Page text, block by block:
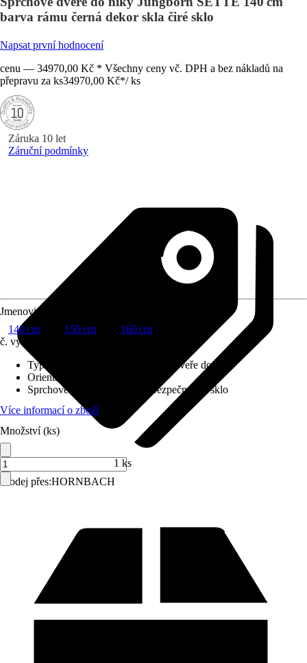
barva rámu černá dekor skla čiré sklo
Napsat první hodnocení
cenu — 34970,00 Kč * Všechny ceny vč. DPH a bez nákladů na
přepravu za ks34970,00 Kč*/ ks
Záruka 10 let
Záruční podmínky
Prodej přes:HORNBACH
Jmenovitý rozměr v cm
140 cm
150 cm
160 cm
č. výrobku
Typ sprchového koutu
Sprchové dveře do niky
Orientace
Sprchové kouty sklo
8 mm Bezpečnostní sklo
Více informací o zboží
Množství (ks)
1 ks